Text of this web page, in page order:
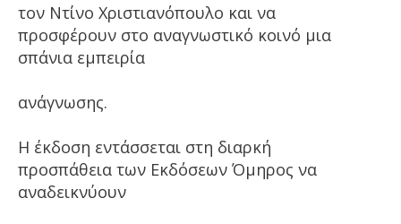
τον Ντίνο Χριστιανόπουλο και να
προσφέρουν στο αναγνωστικό κοινό μια
σπάνια εμπειρία
ανάγνωσης.
Η έκδοση εντάσσεται στη διαρκή
προσπάθεια των Εκδόσεων Όμηρος να
αναδεικνύουν